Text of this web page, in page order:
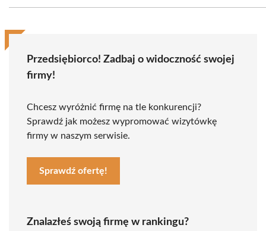
Przedsiębiorco! Zadbaj o widoczność swojej
firmy!
Chcesz wyróżnić firmę na tle konkurencji?
Sprawdź jak możesz wypromować wizytówkę
firmy w naszym serwisie.
Sprawdź ofertę!
Znalazłeś swoją firmę w rankingu?